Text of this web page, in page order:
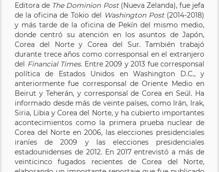
Editora de The Dominion Post(Nueva Zelanda), fue jefa
de la oficina de Tokio del Washington Post(2014-2018)
y más tarde de la oficina de Pekín del mismo medio,
donde centró su atención en los asuntos de Japón,
Corea del Norte y Corea del Sur. También trabajó
durante trece años como corresponsal en el extranjero
del Financial Times. Entre 2009 y 2013 fue corresponsal
política de Estados Unidos en Washington D.C., y
anteriormente fue corresponsal de Oriente Medio en
Beirut y Teherán, y corresponsal de Corea en Seúl. Ha
informado desde más de veinte países, como Irán, Irak,
Siria, Libia y Corea del Norte, y ha cubierto importantes
acontecimientos como la primera prueba nuclear de
Corea del Norte en 2006, las elecciones presidenciales
iraníes de 2009 y las elecciones presidenciales
estadounidenses de 2012. En 2017 entrevistó a más de
veinticinco fugados recientes de Corea del Norte,